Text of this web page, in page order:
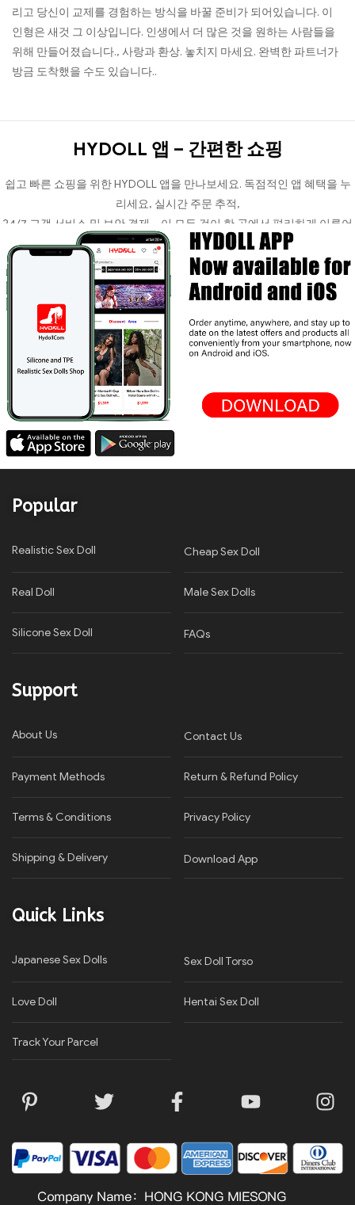
리고 당신이 교제를 경험하는 방식을 바꿀 준비가 되어있습니다. 이
인형은 새것 그 이상입니다. 인생에서 더 많은 것을 원하는 사람들을
위해 만들어졌습니다., 사랑과 환상. 놓치지 마세요. 완벽한 파트너가
방금 도착했을 수도 있습니다..
HYDOLL 앱 – 간편한 쇼핑
쉽고 빠른 쇼핑을 위한 HYDOLL 앱을 만나보세요. 독점적인 앱 혜택을 누
리세요, 실시간 주문 추적,
24/7 고객 서비스 및 보안 결제 – 이 모든 것이 한 곳에서 편리하게 이루어
집니다..
Popular
Realistic Sex Doll Cheap Sex Doll
Real Doll Male Sex Dolls
Silicone Sex Doll FAQs
Support
About Us Contact Us
Payment Methods Return & Refund Policy
Terms & Conditions Privacy Policy​
Shipping & Delivery Download App
Quick Links
Japanese Sex Dolls Sex Doll Torso
Love Doll Hentai Sex Doll
Track Your Parcel